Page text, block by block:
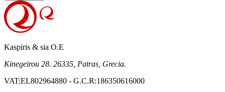
Kaspiris & sia O.E
Kinegeirou 28. 26335, Patras, Grecia.
VAT:EL802964880 - G.C.R:186350616000